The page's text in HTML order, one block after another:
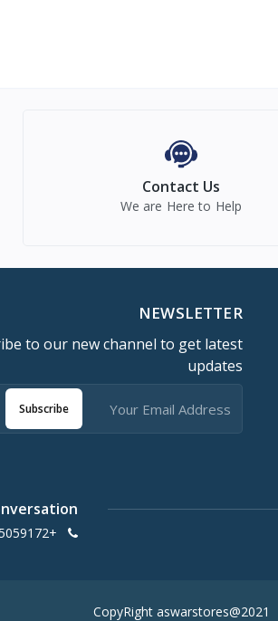
Contact Us
We are Here to Help
NEWSLETTER
to our new channel to get latest
updates
Subscribe
+966555059172
CopyRight aswarstores@2021